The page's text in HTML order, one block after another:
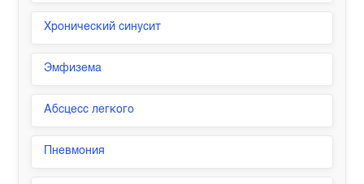
Хронический синусит
Эмфизема
Абсцесс легкого
Пневмония